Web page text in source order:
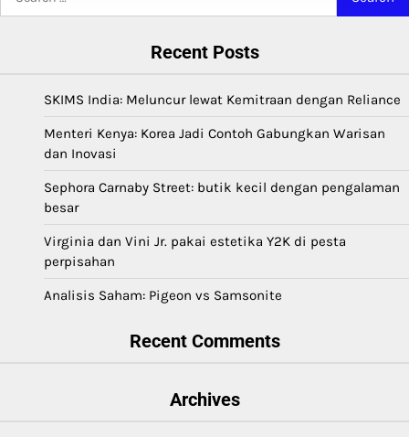
Recent Posts
SKIMS India: Meluncur lewat Kemitraan dengan Reliance
Menteri Kenya: Korea Jadi Contoh Gabungkan Warisan
dan Inovasi
Sephora Carnaby Street: butik kecil dengan pengalaman
besar
Virginia dan Vini Jr. pakai estetika Y2K di pesta
perpisahan
Analisis Saham: Pigeon vs Samsonite
Recent Comments
Archives